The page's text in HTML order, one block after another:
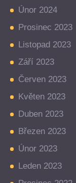
Únor 2024
Prosinec 2023
Listopad 2023
Září 2023
Červen 2023
Květen 2023
Duben 2023
Březen 2023
Únor 2023
Leden 2023